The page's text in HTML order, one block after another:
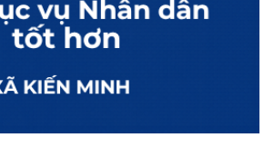
nhận và giải quyết thủ tục hành chính ngày
nhận và giải quyết thủ tục hành chính ngày